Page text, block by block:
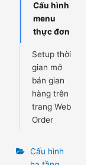
Cấu hình
menu
thực đơn
Setup thời
gian mở
bán gian
hàng trên
trang Web
Order
Cấu hình